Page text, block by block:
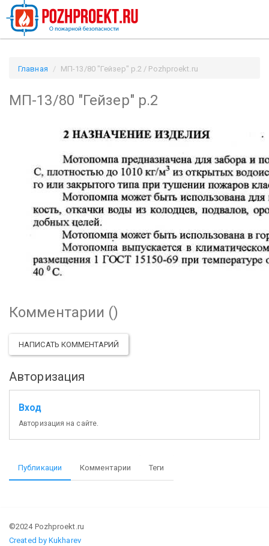
Главная МП-13/80 "Гейзер" р.2 / Pozhproekt.ru
МП-13/80 "Гейзер" р.2
Комментарии ()
НАПИСАТЬ КОММЕНТАРИЙ
Авторизация
Вход
Авторизация на сайте.
Публикации Комментарии Теги
©2024 Pozhproekt.ru
Created by Kukharev